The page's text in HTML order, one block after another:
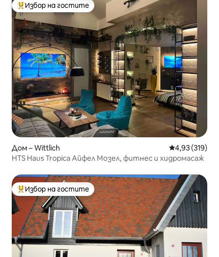
Най-популярен избор на гостите
Избор на гостите
Дом – Wittlich Средна
4,93 (319)
HTS Haus Tropica Айфел Мозел, фитнес и хидромасаж
Най-популярен избор на гостите
Избор на гостите